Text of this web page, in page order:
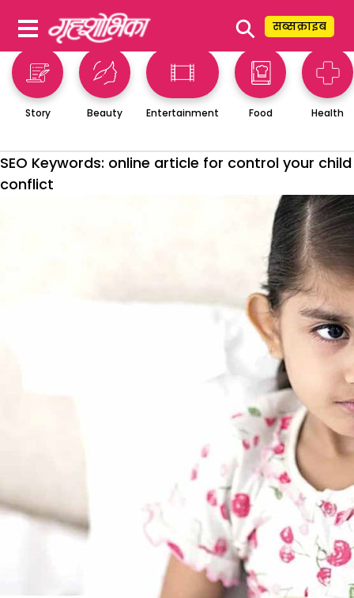
⚲ सब्सक्राइब
Story Beauty Entertainment Food Health
SEO Keywords: online article for control your child
conflict